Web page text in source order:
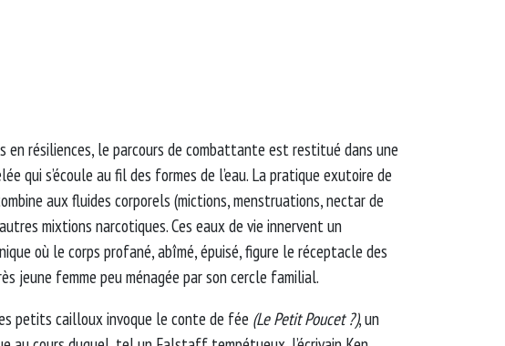
en résiliences, le parcours de combattante est restitué dans une
qui s’écoule au fil des formes de l’eau. La pratique exutoire de
aux fluides corporels (mictions, menstruations, nectar de
mixtions narcotiques. Ces eaux de vie innervent un
où le corps profané, abîmé, épuisé, figure le réceptacle des
jeune femme peu ménagée par son cercle familial.
petits cailloux invoque le conte de fée (Le Petit Poucet ?), un